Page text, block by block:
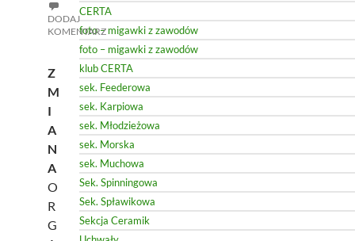
DODAJ
KOMENTARZ
Z
M
I
A
N
A
O
R
G
CERTA
foto – migawki z zawodów
foto – migawki z zawodów
klub CERTA
sek. Feederowa
sek. Karpiowa
sek. Młodzieżowa
sek. Morska
sek. Muchowa
Sek. Spinningowa
Sek. Spławikowa
Sekcja Ceramik